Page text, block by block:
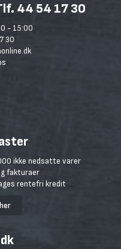
44 54 17 30
- 15:00
30
ikke nedsatte varer
fakturaer
rentefri kredit